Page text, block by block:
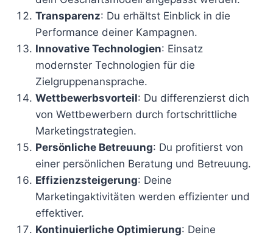
Transparenz: Du erhältst Einblick in die
Performance deiner Kampagnen.
Innovative Technologien: Einsatz
modernster Technologien für die
Zielgruppenansprache.
Wettbewerbsvorteil: Du differenzierst dich
von Wettbewerbern durch fortschrittliche
Marketingstrategien.
Persönliche Betreuung: Du profitierst von
einer persönlichen Beratung und Betreuung.
Effizienzsteigerung: Deine
Marketingaktivitäten werden effizienter und
effektiver.
Kontinuierliche Optimierung: Deine